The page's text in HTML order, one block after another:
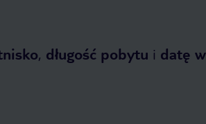
, długość pobytu i datę